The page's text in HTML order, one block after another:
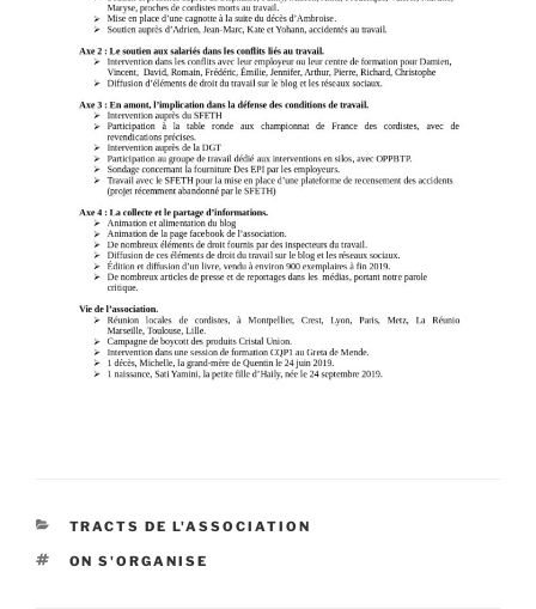
CATÉGORIES
TRACTS DE L'ASSOCIATION
ÉTIQUETTES
ON S'ORGANISE